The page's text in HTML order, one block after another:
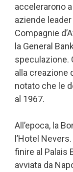
accelerarono
aziende
Compagnie
la General
speculazione.
alla creazione
notato che le
al 1967.
All’epoca, la
l’Hotel
finire al Palais
avviata da